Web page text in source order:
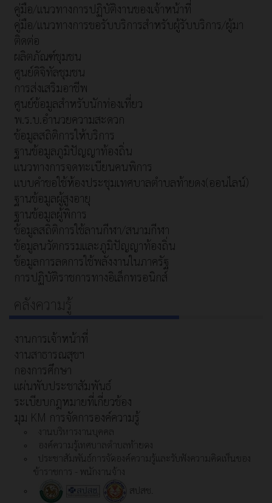
คู่มือ/แนวทางการปฏิบัติงานของเจ้าหน้าที่
คู่มือ/แนวทางการขอรับบริการสำหรับผู้รับบริการ/ผู้มา
ติดต่อ
ผลิตภัณฑ์ชุมชน
ศูนย์ดิจิทัลชุมชน
การส่งเสริมอาชีพ
ศูนย์ข้อมูลสำหรับนักท่องเที่ยว
พ.ร.บ.อำนวยความสะดวก
ข้อมูลสถิติการให้บริการ
ฐานข้อมูลภูมิปัญญาท้องถิ่น
แนวทางการจดทะเบียนคนพิการ
แบบคำขอใช้ห้องประชุมเทศบาลตำบลท้ายดง(ออนไลน์)
ฐานข้อมูลผู้สูงอายุ
ฐานข้อมูลผู้พิการ
ข้อมูลสถิติการใช้ลานกีฬา/สนามกีฬา
ข้อมูลนวัตกรรมและภูมิปัญญาท้องถิ่น
ข้อมูลการลดการใช้พลังงานในภาครัฐ
การปฏิบัติราชการทางอิเล็กทรอนิกส์
คลังความรู้
งานการเจ้าหน้าที่
งานสาธารณสุขฯ
กองการศึกษา
แผ่นพับประชาสัมพันธ์
ระเบียบกฎหมายที่เกี่ยวข้อง
มุม KM การจัดการองค์ความรู้
งานบริหารงานบุคคล
องค์ความรู้เทศบาลตำบลท้ายดง
ประชาสัมพันธ์การจัดองค์ความรู้และรับฟังความคิดเห็นของ
ข้าราชการ - พนักงานจ้าง
สปสช.